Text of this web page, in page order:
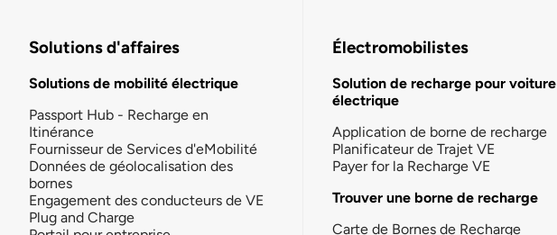
Solutions d'affaires
Solutions de mobilité électrique
Passport Hub - Recharge en
Itinérance
Fournisseur de Services d'eMobilité
Données de géolocalisation des
bornes
Engagement des conducteurs de VE
Plug and Charge
Électromobilistes
Solution de recharge pour voiture
électrique
Application de borne de recharge
Planificateur de Trajet VE
Payer for la Recharge VE
Trouver une borne de recharge
Carte de Bornes de Recharge